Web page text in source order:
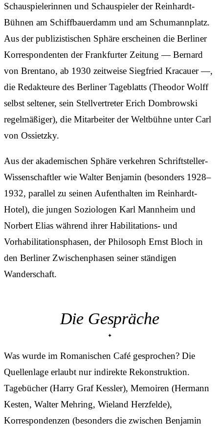
Schauspielerinnen und Schauspieler der Reinhardt-
Bühnen am Schiffbauerdamm und am Schumannplatz.
Aus der publizistischen Sphäre erscheinen die Berliner
Korrespondenten der Frankfurter Zeitung — Bernard
von Brentano, ab 1930 zeitweise Siegfried Kracauer —,
die Redakteure des Berliner Tageblatts (Theodor Wolff
selbst seltener, sein Stellvertreter Erich Dombrowski
regelmäßiger), die Mitarbeiter der Weltbühne unter Carl
von Ossietzky.
Aus der akademischen Sphäre verkehren Schriftsteller-
Wissenschaftler wie Walter Benjamin (besonders 1928–
1932, parallel zu seinen Aufenthalten im Reinhardt-
Hotel), die jungen Soziologen Karl Mannheim und
Norbert Elias während ihrer Habilitations- und
Vorhabilitationsphasen, der Philosoph Ernst Bloch in
den Berliner Zwischenphasen seiner ständigen
Wanderschaft.
Die Gespräche
Was wurde im Romanischen Café gesprochen? Die
Quellenlage erlaubt nur indirekte Rekonstruktion.
Tagebücher (Harry Graf Kessler), Memoiren (Hermann
Kesten, Walter Mehring, Wieland Herzfelde),
Korrespondenzen (besonders die zwischen Benjamin